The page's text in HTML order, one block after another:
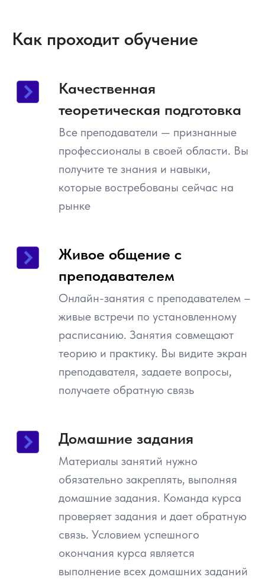
Как проходит обучение
Качественная
теоретическая подготовка
Все преподаватели — признанные
профессионалы в своей области. Вы
получите те знания и навыки,
которые востребованы сейчас на
рынке
Живое общение с
преподавателем
Онлайн-занятия с преподавателем –
живые встречи по установленному
расписанию. Занятия совмещают
теорию и практику. Вы видите экран
преподавателя, задаете вопросы,
получаете обратную связь
Домашние задания
Материалы занятий нужно
обязательно закреплять, выполняя
домашние задания. Команда курса
проверяет задания и дает обратную
связь. Условием успешного
окончания курса является
выполнение всех домашних заданий